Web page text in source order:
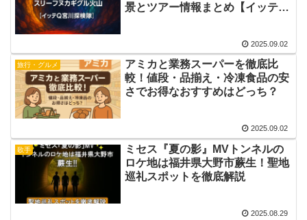
景とツアー情報まとめ【イッテQ
2025.09.02
旅行・グルメ
アミカと業務スーパーを徹底比
較！値段・品揃え・冷凍食品の安
さでお得なおすすめはどっち？
2025.09.02
歌手
ミセス『夏の影』MVトンネルの
ロケ地は福井県大野市蕨生！聖地
巡礼スポットを徹底解説
2025.08.29